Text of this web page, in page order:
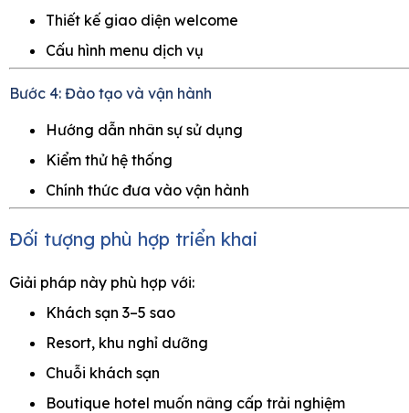
Thiết kế giao diện welcome
Cấu hình menu dịch vụ
Bước 4: Đào tạo và vận hành
Hướng dẫn nhân sự sử dụng
Kiểm thử hệ thống
Chính thức đưa vào vận hành
Đối tượng phù hợp triển khai
Giải pháp này phù hợp với:
Khách sạn 3–5 sao
Resort, khu nghỉ dưỡng
Chuỗi khách sạn
Boutique hotel muốn nâng cấp trải nghiệm